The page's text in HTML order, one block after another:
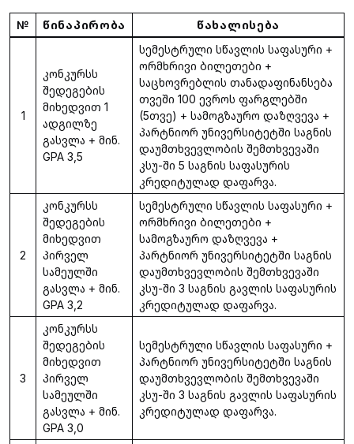
№ წინაპირობა წახალისება
1
კონკურსს
შედეგების
მიხედვით 1
ადგილზე
გასვლა + მინ.
GPA 3,5
სემესტრული სწავლის საფასური +
ორმხრივი ბილეთები +
საცხოვრებლის თანადაფინანსება
თვეში 100 ევროს ფარგლებში
(5თვე) + სამოგზაურო დაზღვევა +
პარტნიორ უნივერსიტეტში საგნის
დაუმთხვევლობის შემთხვევაში
კსუ-ში 5 საგნის საფასურის
კრედიტულად დაფარვა.
2
კონკურსს
შედეგების
მიხედვით
პირველ
სამეულში
გასვლა + მინ.
GPA 3,2
სემესტრული სწავლის საფასური +
ორმხრივი ბილეთები +
სამოგზაურო დაზღვევა +
პარტნიორ უნივერსიტეტში საგნის
დაუმთხვევლობის შემთხვევაში
კსუ-ში 3 საგნის გავლის საფასურის
კრედიტულად დაფარვა.
3
კონკურსს
შედეგების
მიხედვით
პირველ
სამეულში
გასვლა + მინ.
GPA 3,0
სემესტრული სწავლის საფასური +
პარტნიორ უნივერსიტეტში საგნის
დაუმთხვევლობის შემთხვევაში
კსუ-ში 3 საგნის გავლის საფასურის
კრედიტულად დაფარვა.